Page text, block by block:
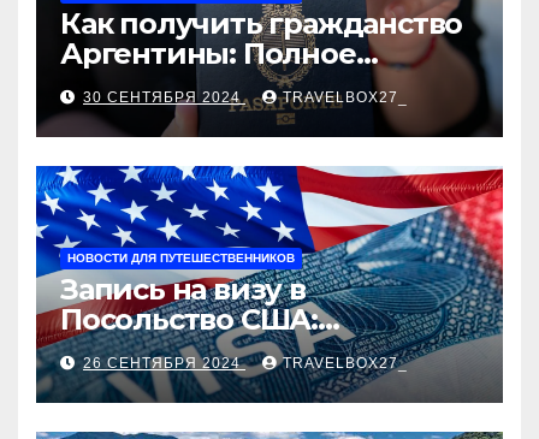
Как получить гражданство
Аргентины: Полное
руководство
30 СЕНТЯБРЯ 2024 TRAVELBOX27_
НОВОСТИ ДЛЯ ПУТЕШЕСТВЕННИКОВ
Запись на визу в
Посольство США:
Пошаговое руководство
26 СЕНТЯБРЯ 2024 TRAVELBOX27_